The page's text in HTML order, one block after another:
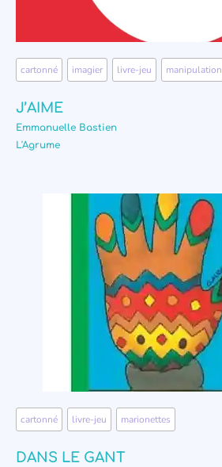
cartonné imagier livre-jeu manipulation
J’AIME
Emmanuelle Bastien
L'Agrume
cartonné livre-jeu marionettes
DANS LE GANT